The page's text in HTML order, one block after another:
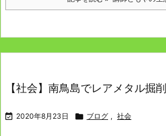
【社会】南鳥島でレアメタル掘
 2020年8月23日  ブログ , 社会